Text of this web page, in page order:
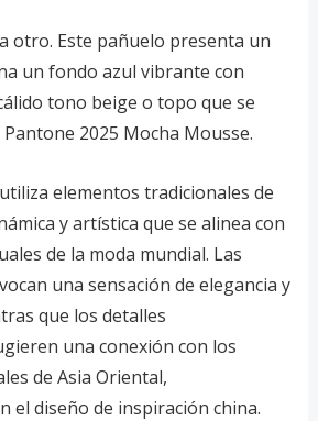
otro. Este pañuelo presenta un
un fondo azul vibrante con
tono beige o topo que se
2025 Mocha Mousse.
elementos tradicionales de
y artística que se alinea con
de la moda mundial. Las
una sensación de elegancia y
que los detalles
una conexión con los
de Asia Oriental,
el diseño de inspiración china.